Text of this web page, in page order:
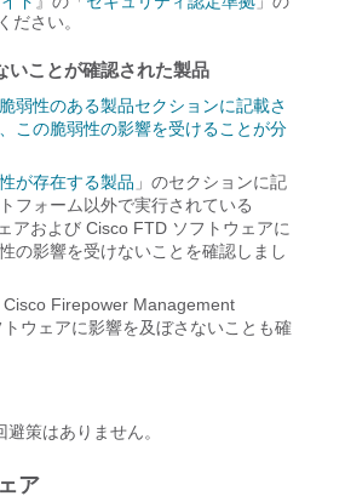
ださい。
いことが確認された製品
脆弱性のある製品セクションに記載さ
この脆弱性の影響を受けることが分
が存在する製品 」のセクションに記
フォーム以外で実行されている
アおよび Cisco FTD ソフトウェアに
の影響を受けないことを確認しまし
Cisco Firepower Management
ウェアに影響を及ぼさないことも確
策はありません。
ア